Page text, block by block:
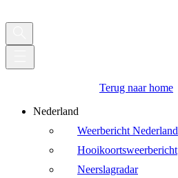
Terug naar home
Nederland
Weerbericht Nederland
Hooikoortsweerbericht
Neerslagradar